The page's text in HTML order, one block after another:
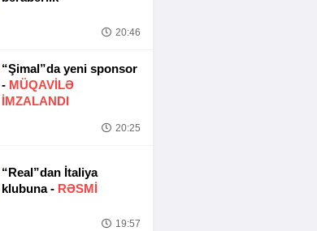
20:46
“Şimal”da yeni sponsor
- MÜQAVİLƏ
İMZALANDI
20:25
“Real”dan İtaliya
klubuna - RƏSMİ
19:57